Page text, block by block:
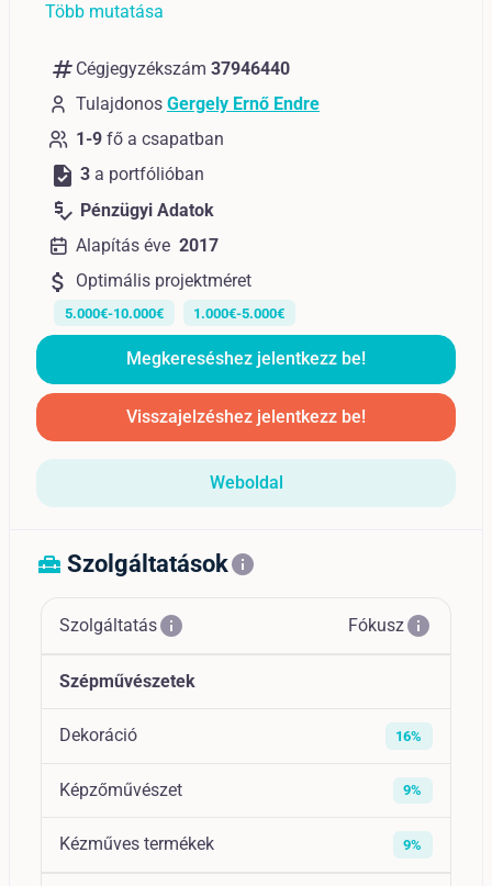
Több mutatása
numbers Cégjegyzékszám 37946440
Tulajdonos Gergely Ernő Endre
1-9 fő a csapatban
task 3 a portfólióban
price_check Pénzügyi Adatok
Alapítás éve 2017
attach_money Optimális projektméret
5.000€-10.000€ 1.000€-5.000€
Megkereséshez jelentkezz be!
Visszajelzéshez jelentkezz be!
Weboldal
home_repair_service Szolgáltatásokinfo
Szolgáltatásinfo Fókuszinfo
Szépművészetek
Dekoráció 16%
Képzőművészet 9%
Kézműves termékek 9%